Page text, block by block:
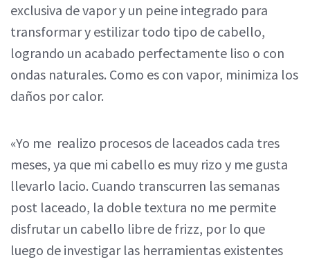
exclusiva de vapor y un peine integrado para
transformar y estilizar todo tipo de cabello,
logrando un acabado perfectamente liso o con
ondas naturales. Como es con vapor, minimiza los
daños por calor.
«Yo me realizo procesos de laceados cada tres
meses, ya que mi cabello es muy rizo y me gusta
llevarlo lacio. Cuando transcurren las semanas
post laceado, la doble textura no me permite
disfrutar un cabello libre de frizz, por lo que
luego de investigar las herramientas existentes